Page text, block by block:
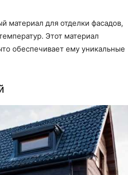
материал для отделки фасадов,
Этот материал
обеспечивает ему уникальные